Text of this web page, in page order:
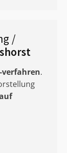
/
verfahren.